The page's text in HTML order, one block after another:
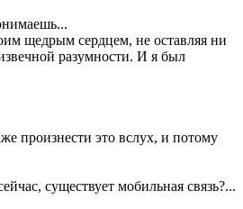
щедрым сердцем, не оставляя ни
разумности. И я был
произнести это вслух, и потому
существует мобильная связь?...